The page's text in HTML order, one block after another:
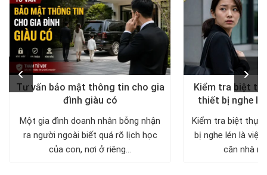
Tư vấn bảo mật thông tin cho gia
đình giàu có
Một gia đình doanh nhân bỗng nhận
ra người ngoài biết quá rõ lịch học
của con, nơi ở riêng...
Kiểm tra biệt
thiết bị nghe
diện, trả lại
Kiểm tra biệt thự
bị nghe lén là
căn nhà